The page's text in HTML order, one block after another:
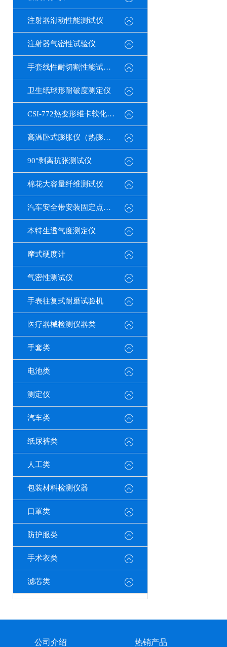
注射器滑动性能测试仪
注射器气密性试验仪
手套线性耐切割性能试验仪
卫生纸球形耐破度测定仪
CSI-772热变形维卡软化点温度测定仪
高温卧式膨胀仪（热膨胀系数测定仪）
90°剥离抗张测试仪
棉花大容量纤维测试仪
汽车安全带安装固定点测试仪
本特生透气度测定仪
摩式硬度计
气密性测试仪
手表往复式耐磨试验机
医疗器械检测仪器类
手套类
电池类
测定仪
汽车类
纸尿裤类
人工类
包装材料检测仪器
口罩类
防护服类
手术衣类
滤芯类
公司介绍 热销产品